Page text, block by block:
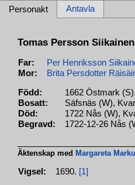
Personakt Antavla
Tomas Persson Siikainen
Far:
Per Henriksson
Mor:
Brita Persdotter
Född:
1662 Östmark
Bosatt:
Säfsnäs (W),
Död:
1722 Nås (W),
Begravd:
1722-12-26 Nås
Äktenskap med Margareta
Vigsel: 1690. [1]